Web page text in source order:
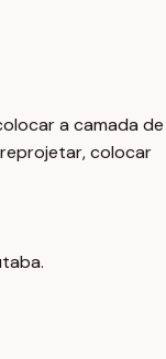
a camada de
colocar